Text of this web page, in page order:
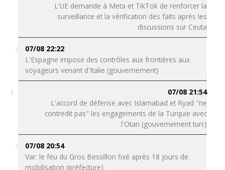
L'UE demande à Meta et TikTok de renforcer la
surveillance et la vérification des faits après les
discussions sur Ceuta
07/08 22:22
L'Espagne impose des contrôles aux frontières aux
voyageurs venant d'Italie (gouvernement)
07/08 21:54
L'accord de défense avec Islamabad et Ryad "ne
contredit pas" les engagements de la Turquie avec
l'Otan (gouvernement turc)
07/08 20:54
Var: le feu du Gros Bessillon fixé après 18 jours de
mobilisation (préfecture)